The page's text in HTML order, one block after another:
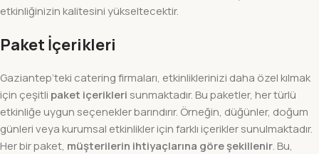
etkinliğinizin kalitesini yükseltecektir.
Paket İçerikleri
Gaziantep’teki catering firmaları, etkinliklerinizi daha özel kılmak
için çeşitli paket içerikleri sunmaktadır. Bu paketler, her türlü
etkinliğe uygun seçenekler barındırır. Örneğin, düğünler, doğum
günleri veya kurumsal etkinlikler için farklı içerikler sunulmaktadır.
Her bir paket, müşterilerin ihtiyaçlarına göre şekillenir. Bu,